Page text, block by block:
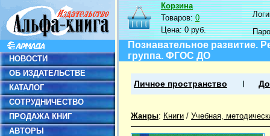
НОВОСТИ
ОБ ИЗДАТЕЛЬСТВЕ
КАТАЛОГ
СОТРУДНИЧЕСТВО
ПРОДАЖА КНИГ
АВТОРЫ
Корзина
Товаров:0
Цена:0 руб.
Познавательное развитие.
группа. ФГОС ДО
Личное пространство
Жанры: Книги / Учебная,